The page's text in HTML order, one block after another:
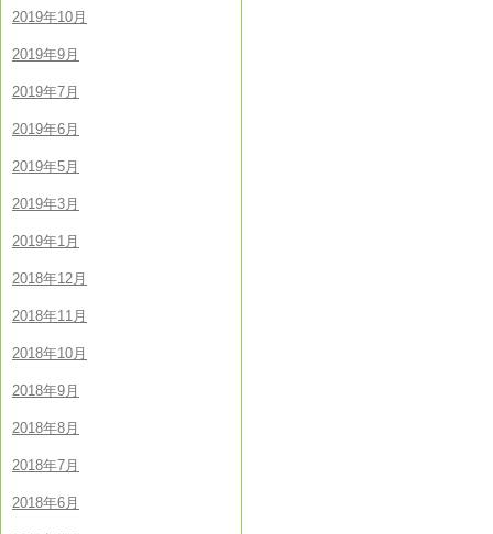
2019年10月
2019年9月
2019年7月
2019年6月
2019年5月
2019年3月
2019年1月
2018年12月
2018年11月
2018年10月
2018年9月
2018年8月
2018年7月
2018年6月